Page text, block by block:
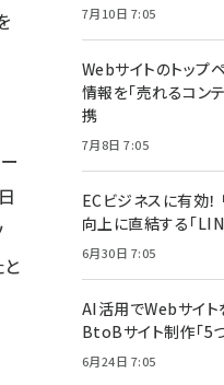
7月10日 7:05
Webサイトのトップ
情報を「売れるコン
携
7月8日 7:05
ECビジネスに有効
向上に直結する「
6月30日 7:05
AI活用でWebサイト
BtoBサイト制作「5
6月24日 7:05